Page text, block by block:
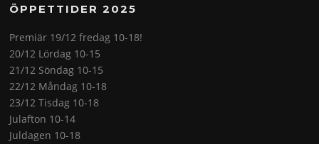
ÖPPETTIDER 2025
Premiär 19/12 fredag 10-18!
20/12 Lördag 10-15
21/12 Söndag 10-15
22/12 Måndag 10-18
23/12 Tisdag 10-18
Julafton 10-14
Juldagen 10-18